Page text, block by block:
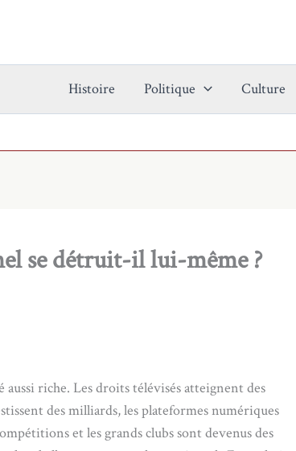
Histoire
Politique Culture
se détruit-il lui-même ?
aussi riche. Les droits télévisés atteignent des
des milliards, les plateformes numériques
et les grands clubs sont devenus des